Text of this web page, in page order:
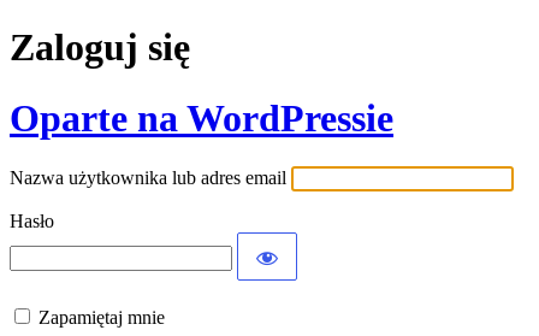
Zaloguj się
Oparte na WordPressie
Nazwa użytkownika lub adres email
Hasło
Zapamiętaj mnie